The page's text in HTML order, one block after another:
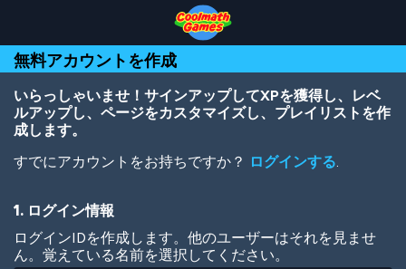
Top
of
Page
Navigation
Main
Content
Footer
ン
コ
ン
移
無料アカウントを作成
いらっしゃいませ！サインアップしてXPを獲得し、レベ
ルアップし、ページをカスタマイズし、プレイリストを作
成します。
すでにアカウントをお持ちですか？ ログインする.
1. ログイン情報
ログインIDを作成します。他のユーザーはそれを見ませ
ん。覚えている名前を選択してください。